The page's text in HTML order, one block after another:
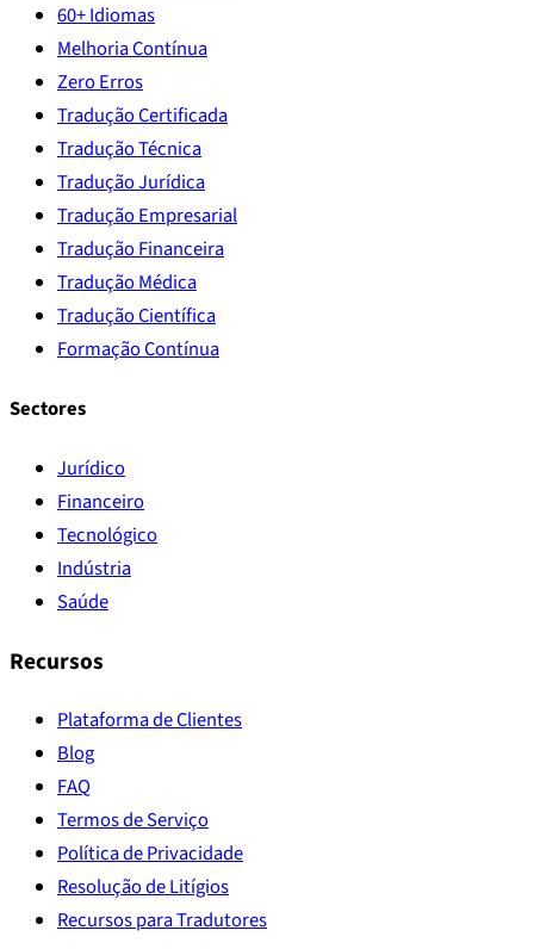
60+ Idiomas
Melhoria Contínua
Zero Erros
Tradução Certificada
Tradução Técnica
Tradução Jurídica
Tradução Empresarial
Tradução Financeira
Tradução Médica
Tradução Científica
Formação Contínua
Sectores
Jurídico
Financeiro
Tecnológico
Indústria
Saúde
Recursos
Plataforma de Clientes
Blog
FAQ
Termos de Serviço
Política de Privacidade
Resolução de Litígios
Recursos para Tradutores